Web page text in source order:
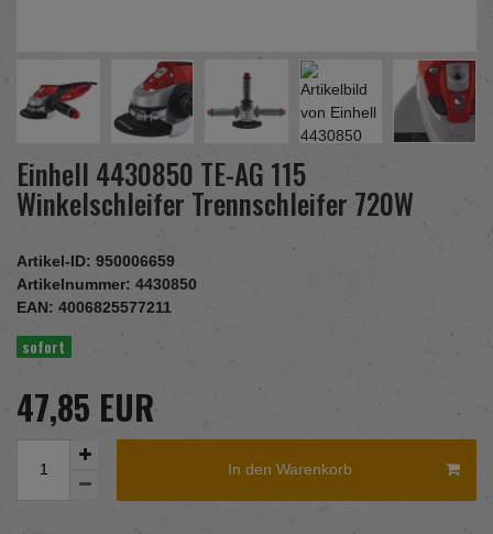
Einhell 4430850 TE-AG 115
Winkelschleifer Trennschleifer 720W
Artikel-ID: 950006659
Artikelnummer: 4430850
EAN: 4006825577211
sofort
47,85 EUR
In den Warenkorb